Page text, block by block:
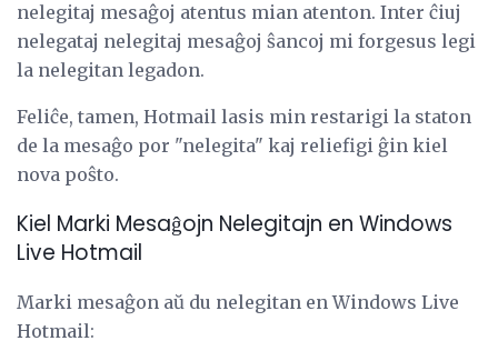
nelegitaj mesaĝoj atentus mian atenton. Inter ĉiuj
nelegataj nelegitaj mesaĝoj ŝancoj mi forgesus legi
la nelegitan legadon.
Feliĉe, tamen, Hotmail lasis min restarigi la staton
de la mesaĝo por "nelegita" kaj reliefigi ĝin kiel
nova poŝto.
Kiel Marki Mesaĝojn Nelegitajn en Windows
Live Hotmail
Marki mesaĝon aŭ du nelegitan en Windows Live
Hotmail: